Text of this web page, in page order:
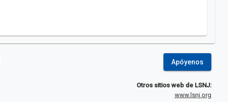
Apóyenos
Otros sitios web de LSNJ:
www.lsnj.org